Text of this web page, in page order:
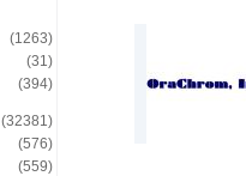
(1263)
(31)
(394)
(32381)
(576)
(559)